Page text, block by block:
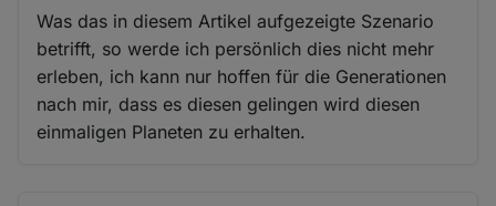
Was das in diesem Artikel aufgezeigte Szenario
betrifft, so werde ich persönlich dies nicht mehr
erleben, ich kann nur hoffen für die Generationen
nach mir, dass es diesen gelingen wird diesen
einmaligen Planeten zu erhalten.